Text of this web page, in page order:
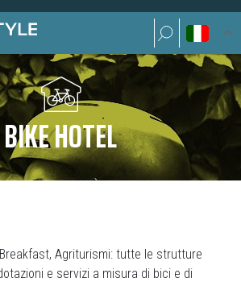
Ricerca per:
BIKE HOTEL
Agriturismi: tutte le strutture
e servizi a misura di bici e di